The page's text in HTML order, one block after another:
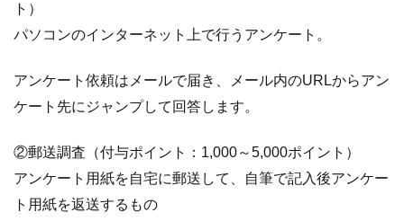
ト）
パソコンのインターネット上で行うアンケート。
アンケート依頼はメールで届き、メール内のURLからアン
ケート先にジャンプして回答します。
②郵送調査（付与ポイント：1,000～5,000ポイント）
アンケート用紙を自宅に郵送して、自筆で記入後アンケー
ト用紙を返送するもの